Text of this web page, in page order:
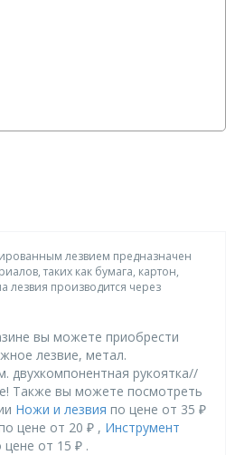
лезвием предназначен
таких как бумага, картон,
лезвия производится через
вы можете приобрести
лезвие, метал.
двухкомпонентная рукоятка//
Также вы можете посмотреть
Ножи и лезвия по цене от 35 ₽
цене от 20 ₽ , Инструмент
цене от 15 ₽ .